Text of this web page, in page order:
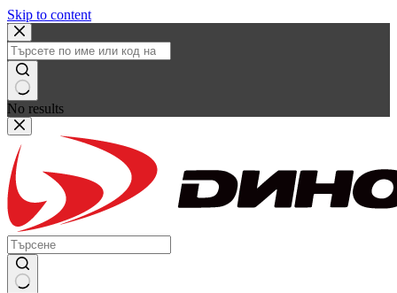
Skip to content
No results